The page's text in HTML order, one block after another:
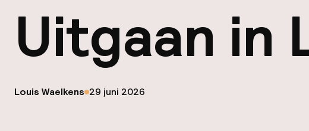
Uitgaan in
Gepubliceerd door
Louis Waelkens op
29 juni 2026